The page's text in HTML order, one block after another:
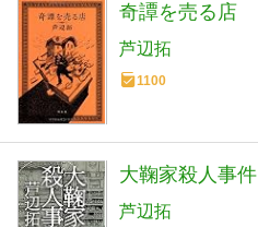
奇譚を売る店
芦辺拓
1100
大鞠家殺人事件
芦辺拓